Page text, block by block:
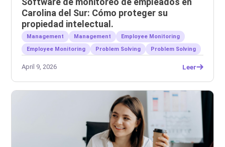
Carolina del Sur: Cómo proteger su
propiedad intelectual.
Management Management
Employee Monitoring
Employee Monitoring
Problem Solving Problem Solving
April 9, 2026 Leer